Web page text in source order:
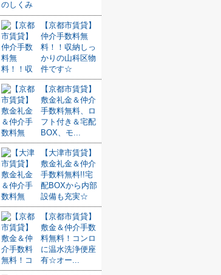
【京都市賃貸】
仲介手数料無
料！！収納しっ
かりの山科区物
件です☆
【京都市賃貸】
敷金礼金＆仲介
手数料無料、ロ
フト付き＆宅配
BOX、モ...
【大津市賃貸】
敷金礼金＆仲介
手数料無料!!宅
配BOXから内部
設備も充実☆
【京都市賃貸】
敷金＆仲介手数
料無料！コンロ
に温水洗浄便座
有☆オー...